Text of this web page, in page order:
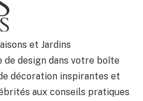
et Jardins
de design dans votre boîte
décoration inspirantes et
aux conseils pratiques